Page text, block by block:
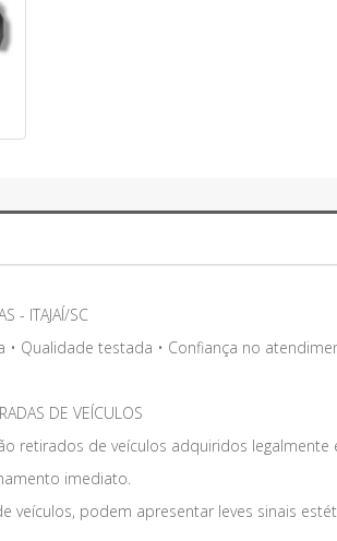
- ITAJAÍ/SC
• Qualidade testada • Confiança no
DE VEÍCULOS
retirados de veículos adquiridos
imediato.
veículos, podem apresentar leves sinais